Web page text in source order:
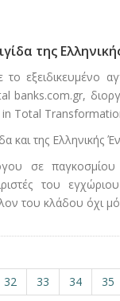
της
εξειδικευμένο
banks.com.gr,
in Total
και της Ελληνικής
σε παγκοσμίου
του
του κλάδου όχι
32 33 34 35